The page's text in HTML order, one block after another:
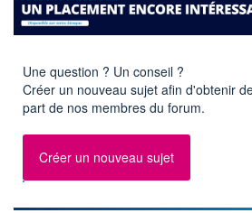
SECTEUR
Services informatiques
OUVERTURE
1,9200 2,0000
+ HAUT
1,9200
55
VALORISATION
Une question ? Un conseil ?
Créer un nouveau sujet afin d'obtenir
part de nos membres du forum.
Créer un nouveau sujet